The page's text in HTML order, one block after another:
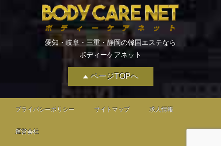
ページTOPへ
愛知・岐阜・三重・静岡の韓国エステなら
ボディーケアネット
プライバシーポリシー サイトマップ 求人情報
運営会社